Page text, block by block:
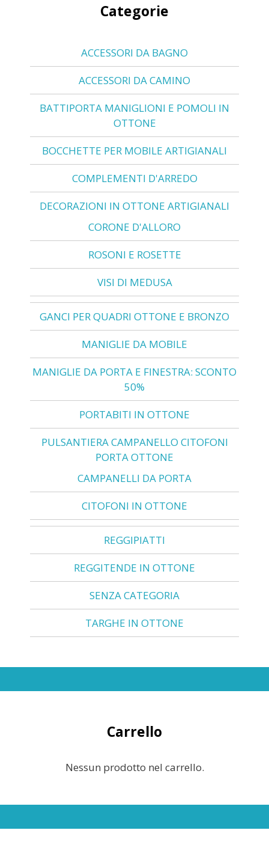
Categorie
ACCESSORI DA BAGNO
ACCESSORI DA CAMINO
BATTIPORTA MANIGLIONI E POMOLI IN
OTTONE
BOCCHETTE PER MOBILE ARTIGIANALI
COMPLEMENTI D'ARREDO
DECORAZIONI IN OTTONE ARTIGIANALI
CORONE D'ALLORO
ROSONI E ROSETTE
VISI DI MEDUSA
GANCI PER QUADRI OTTONE E BRONZO
MANIGLIE DA MOBILE
MANIGLIE DA PORTA E FINESTRA: SCONTO
50%
PORTABITI IN OTTONE
PULSANTIERA CAMPANELLO CITOFONI
PORTA OTTONE
CAMPANELLI DA PORTA
CITOFONI IN OTTONE
REGGIPIATTI
REGGITENDE IN OTTONE
SENZA CATEGORIA
TARGHE IN OTTONE
Carrello
Nessun prodotto nel carrello.